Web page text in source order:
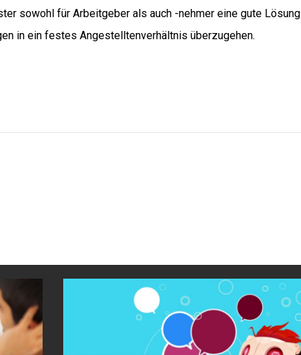
sowohl für Arbeitgeber als auch -nehmer eine gute Lösung
in ein festes Angestelltenverhältnis überzugehen.